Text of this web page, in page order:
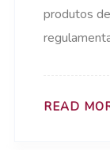
produtos
READ